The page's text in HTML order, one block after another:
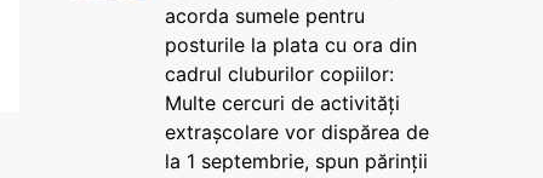
acorda sumele pentru
posturile la plata cu ora din
cadrul cluburilor copiilor:
Multe cercuri de activități
extrașcolare vor dispărea de
la 1 septembrie, spun părinții